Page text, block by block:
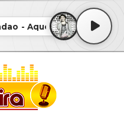
- Aquele 1 • Marcos